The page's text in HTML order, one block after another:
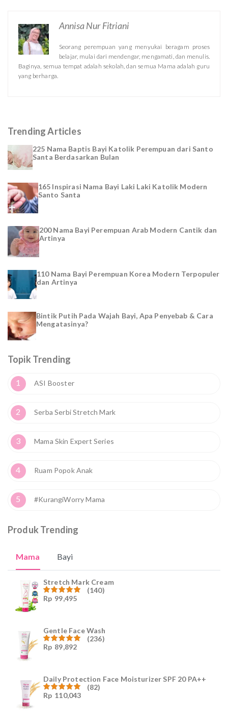
Annisa Nur Fitriani
Seorang perempuan yang menyukai beragam proses
belajar, mulai dari mendengar, mengamati, dan menulis.
Baginya, semua tempat adalah sekolah, dan semua Mama adalah guru
yang berharga.
Trending Articles
225 Nama Baptis Bayi Katolik Perempuan dari Santo
Santa Berdasarkan Bulan
165 Inspirasi Nama Bayi Laki Laki Katolik Modern
Santo Santa
200 Nama Bayi Perempuan Arab Modern Cantik dan
Artinya
110 Nama Bayi Perempuan Korea Modern Terpopuler
dan Artinya
Bintik Putih Pada Wajah Bayi, Apa Penyebab & Cara
Mengatasinya?
Topik Trending
1 ASI Booster
2 Serba Serbi Stretch Mark
3 Mama Skin Expert Series
4 Ruam Popok Anak
5 #KurangiWorry Mama
Produk Trending
Mama Bayi
Stretch Mark Cream
Dinilai
(140)
Rp 99,495
Gentle Face Wash
Dinilai
(236)
Rp 89,892
Daily Protection Face Moisturizer SPF 20 PA++
Dinilai
(82)
Rp 110,043